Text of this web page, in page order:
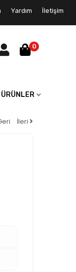
Yardım İletişim
0
İleri